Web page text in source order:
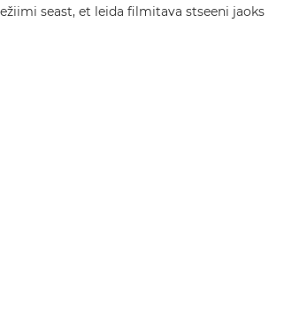
seast, et leida filmitava stseeni jaoks